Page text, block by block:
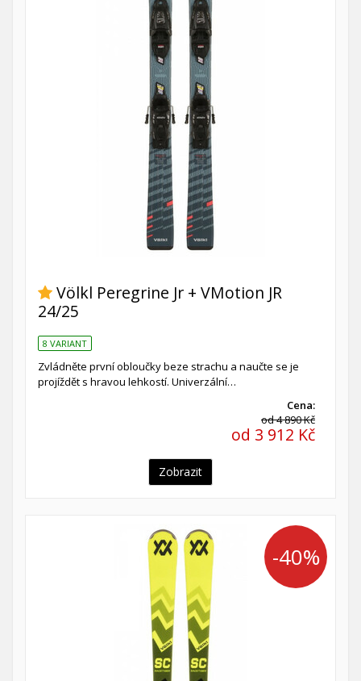
Völkl Peregrine Jr + VMotion JR
24/25
8 VARIANT
Zvládněte první obloučky beze strachu a naučte se je
projíždět s hravou lehkostí. Univerzální…
Cena:
od 4 890 Kč
od 3 912 Kč
Zobrazit
-40%